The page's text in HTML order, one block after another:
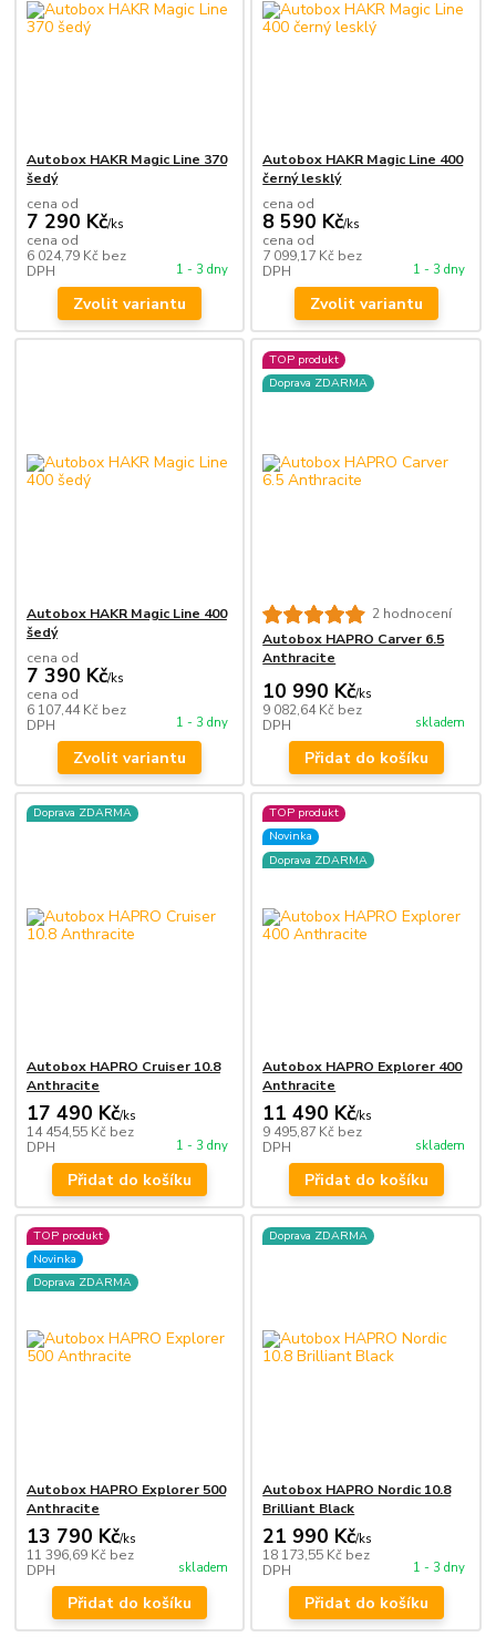
Autobox HAKR Magic Line 370
šedý
cena od
7 290 Kč/ks
cena od
6 024,79 Kč bez
DPH
1 - 3 dny
Zvolit variantu
Autobox HAKR Magic Line 400
černý lesklý
cena od
8 590 Kč/ks
cena od
7 099,17 Kč bez
DPH
1 - 3 dny
Zvolit variantu
Autobox HAKR Magic Line 400
šedý
cena od
7 390 Kč/ks
cena od
6 107,44 Kč bez
DPH
1 - 3 dny
Zvolit variantu
TOP produkt
Doprava ZDARMA
2 hodnocení
Autobox HAPRO Carver 6.5
Anthracite
10 990 Kč/ks
9 082,64 Kč bez
DPH
skladem
Přidat do košíku
Doprava ZDARMA
Autobox HAPRO Cruiser 10.8
Anthracite
17 490 Kč/ks
14 454,55 Kč bez
DPH
1 - 3 dny
Přidat do košíku
TOP produkt
Novinka
Doprava ZDARMA
Autobox HAPRO Explorer 400
Anthracite
11 490 Kč/ks
9 495,87 Kč bez
DPH
skladem
Přidat do košíku
TOP produkt
Novinka
Doprava ZDARMA
Autobox HAPRO Explorer 500
Anthracite
13 790 Kč/ks
11 396,69 Kč bez
DPH
skladem
Přidat do košíku
Doprava ZDARMA
Autobox HAPRO Nordic 10.8
Brilliant Black
21 990 Kč/ks
18 173,55 Kč bez
DPH
1 - 3 dny
Přidat do košíku